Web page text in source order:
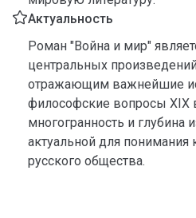
Актуальность
Роман "Война и мир"
центральных
отражающим важнейшие
философские вопросы XIX
многогранность и глубина
актуальной для понимания
русского общества.